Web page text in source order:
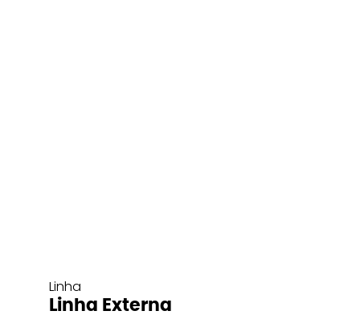
Linha
Linha Externa